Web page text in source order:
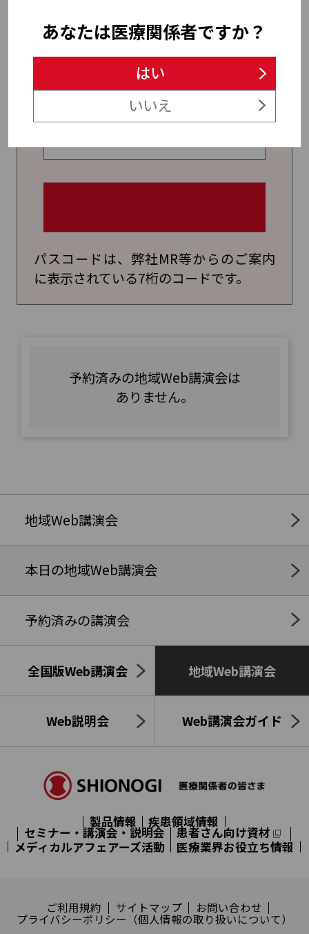
ます。
パスコードを入力し講演会の
予約・視聴画面を表示
パスコードは、弊社MR等からのご案内
に表示されている7桁のコードです。
予約済みの地域Web講演会は
ありません。
地域Web講演会
本日の地域Web講演会
予約済みの講演会
全国版Web講演会 地域Web講演会
Web説明会 Web講演会ガイド
製品情報 疾患領域情報
セミナー・講演会・説明会
患者さん向け資材
メディカルアフェアーズ活動
医療業界お役立ち情報
ご利用規約 サイトマップ お問い合わせ
プライバシーポリシー（個人情報の取り扱いについて）
あなたは医療関係者ですか？
はい
いいえ